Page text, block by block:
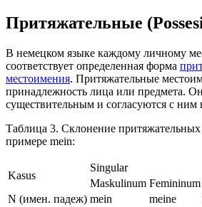
Притяжательные
В немецком языке каждому личному
соответствует определенная форма
местоимения. Притяжательные
принадлежность лица или предмета.
существительным и согласуются с ним
Таблица 3. Склонение
примере mein:
Kasus
Singular
Maskulinum Femininum
N (имен. падеж) mein meine